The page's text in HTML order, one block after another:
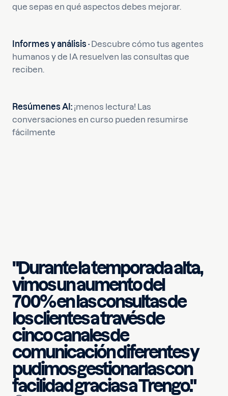
que sepas en qué aspectos debes mejorar.
Informes y análisis · Descubre cómo tus agentes
humanos y de IA resuelven las consultas que
reciben.
Resúmenes AI: ¡menos lectura! Las
conversaciones en curso pueden resumirse
fácilmente
"Durante la temporada alta,
vimos un aumento del
700% en las consultas de
los clientes a través de
cinco canales de
comunicación diferentes y
pudimos gestionarlas con
facilidad gracias a Trengo."